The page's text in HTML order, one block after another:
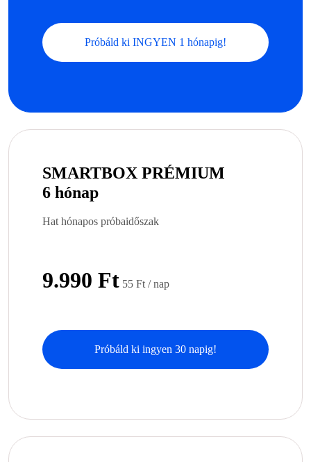
Próbáld ki INGYEN 1 hónapig!
SMARTBOX PRÉMIUM
6 hónap
Hat hónapos próbaidőszak
9.990 Ft 55 Ft / nap
Próbáld ki ingyen 30 napig!